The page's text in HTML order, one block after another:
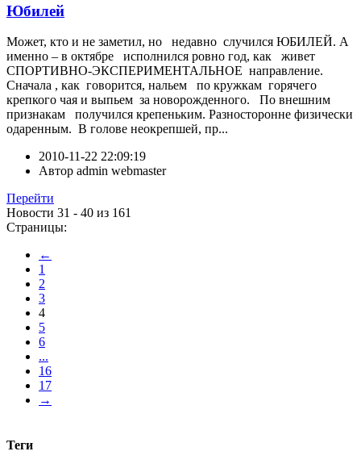
Юбилей
Может, кто и не заметил, но недавно случился ЮБИЛЕЙ. А
именно – в октябре исполнился ровно год, как живет
СПОРТИВНО-ЭКСПЕРИМЕНТАЛЬНОЕ направление.
Сначала , как говорится, нальем по кружкам горячего
крепкого чая и выпьем за новорожденного. По внешним
признакам получился крепеньким. Разносторонне физически
одаренным. В голове неокрепшей, пр...
2010-11-22 22:09:19
Автор admin webmaster
Перейти
Новости 31 - 40 из 161
Страницы:
←
1
2
3
4
5
6
...
16
17
→
Теги